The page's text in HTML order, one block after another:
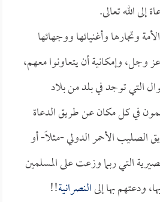
الله تعالى.
وتجارها وأغنيائها ووجهائها
عز وجل، وإمكانية أن يتعاونوا معهم،
التي توجد في بلد من بلاد
في كل مكان عن طريق الدعاة
الأحمر الدولي -مثلاً- أو
التي ربما وزعت على المسلمين
ودعتهم بها إلىالنصرانية!!